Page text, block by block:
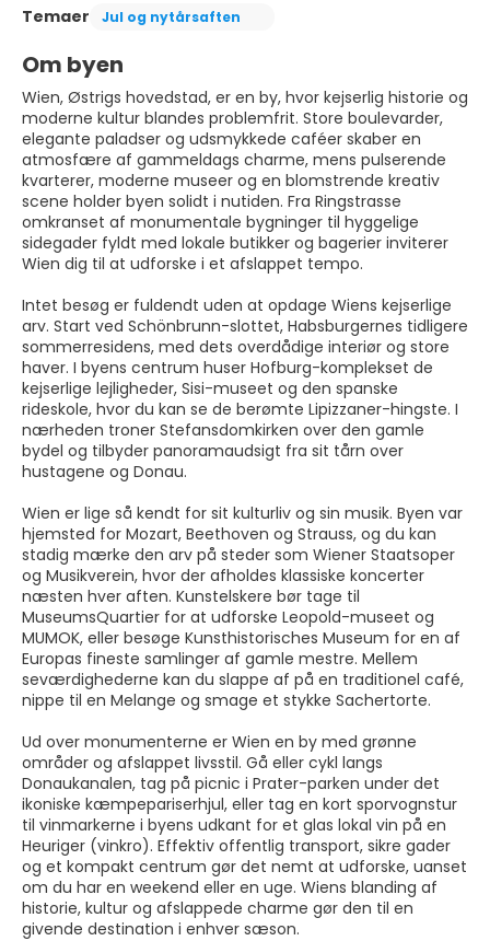
Temaer
Jul og nytårsaften
Om byen
Wien, Østrigs hovedstad, er en by, hvor kejserlig historie og
moderne kultur blandes problemfrit. Store boulevarder,
elegante paladser og udsmykkede caféer skaber en
atmosfære af gammeldags charme, mens pulserende
kvarterer, moderne museer og en blomstrende kreativ
scene holder byen solidt i nutiden. Fra Ringstrasse
omkranset af monumentale bygninger til hyggelige
sidegader fyldt med lokale butikker og bagerier inviterer
Wien dig til at udforske i et afslappet tempo.
Intet besøg er fuldendt uden at opdage Wiens kejserlige
arv. Start ved Schönbrunn-slottet, Habsburgernes tidligere
sommerresidens, med dets overdådige interiør og store
haver. I byens centrum huser Hofburg-komplekset de
kejserlige lejligheder, Sisi-museet og den spanske
rideskole, hvor du kan se de berømte Lipizzaner-hingste. I
nærheden troner Stefansdomkirken over den gamle
bydel og tilbyder panoramaudsigt fra sit tårn over
hustagene og Donau.
Wien er lige så kendt for sit kulturliv og sin musik. Byen var
hjemsted for Mozart, Beethoven og Strauss, og du kan
stadig mærke den arv på steder som Wiener Staatsoper
og Musikverein, hvor der afholdes klassiske koncerter
næsten hver aften. Kunstelskere bør tage til
MuseumsQuartier for at udforske Leopold-museet og
MUMOK, eller besøge Kunsthistorisches Museum for en af
Europas fineste samlinger af gamle mestre. Mellem
seværdighederne kan du slappe af på en traditionel café,
nippe til en Melange og smage et stykke Sachertorte.
Ud over monumenterne er Wien en by med grønne
områder og afslappet livsstil. Gå eller cykl langs
Donaukanalen, tag på picnic i Prater-parken under det
ikoniske kæmpepariserhjul, eller tag en kort sporvognstur
til vinmarkerne i byens udkant for et glas lokal vin på en
Heuriger (vinkro). Effektiv offentlig transport, sikre gader
og et kompakt centrum gør det nemt at udforske, uanset
om du har en weekend eller en uge. Wiens blanding af
historie, kultur og afslappede charme gør den til en
givende destination i enhver sæson.